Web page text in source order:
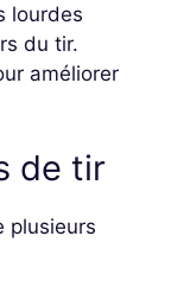
lourdes
du tir.
améliorer
de tir
plusieurs